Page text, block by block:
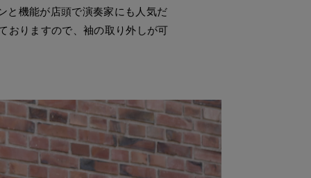
と機能が店頭で演奏家にも人気だ
おりますので、袖の取り外しが可